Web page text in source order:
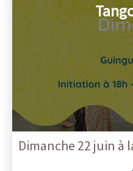
Dimanche 22 juin à